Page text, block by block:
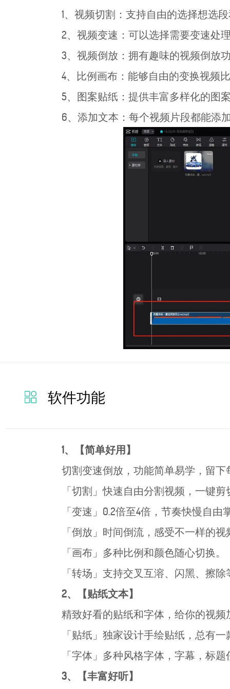
1、视频切割：支持自由的选择想选
2、视频变速：可以选择需要变速处
3、视频倒放：拥有趣味的视频倒放
4、比例画布：能够自由的变换视频
5、图案贴纸：提供丰富多样化的图
6、添加文本：每个视频片段都能添
软件功能
1、【简单好用】
切割变速倒放，功能简单易学，留下
「切割」快速自由分割视频，一键
「变速」0.2倍至4倍，节奏快慢自由
「倒放」时间倒流，感受不一样的视
「画布」多种比例和颜色随心切换。
「转场」支持交叉互溶、闪黑、擦
2、【贴纸文本】
精致好看的贴纸和字体，给你的视频
「贴纸」独家设计手绘贴纸，总有
「字体」多种风格字体，字幕，标
3、【丰富好听】